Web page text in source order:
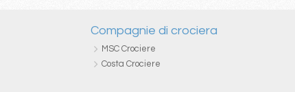
Compagnie di crociera
MSC Crociere
Costa Crociere